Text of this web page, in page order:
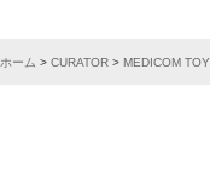
ホーム > CURATOR > MEDICOM TOY